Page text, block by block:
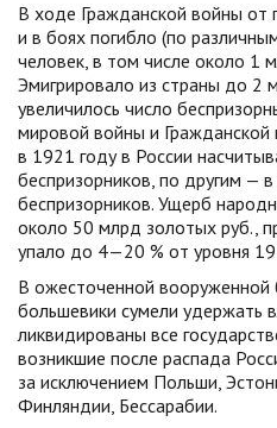
В ходе Гражданской войны от
и в боях погибло (по
человек, в том числе около 1
Эмигрировало из страны до 2
увеличилось число
мировой войны и
в 1921 году в России
беспризорников, по другим —
беспризорников. Ущерб
около 50 млрд золотых руб.,
упало до 4—20 % от уровня
В ожесточенной вооруженной
большевики сумели удержать
ликвидированы все
возникшие после распада
за исключением Польши,
Финляндии, Бессарабии.